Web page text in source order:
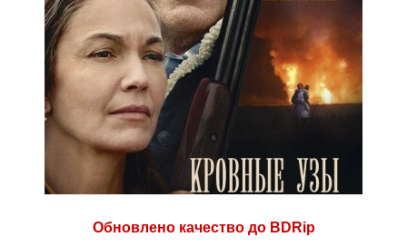
Обновлено качество до BDRip